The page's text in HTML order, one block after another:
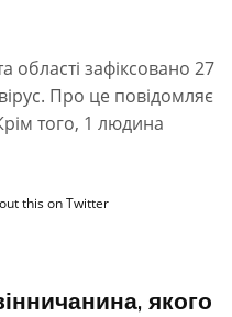
області зафіксовано 27
Про це повідомляє
того, 1 людина
якого